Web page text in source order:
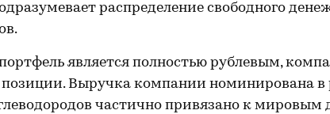
распределение свободного
является полностью рублевым,
Выручка компании номинирована в
частично привязано к